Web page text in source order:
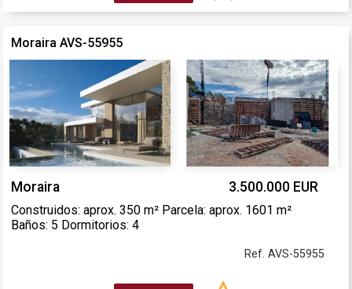
Moraira AVS-55955
Moraira 3.500.000 EUR
Construidos: aprox. 350 m² Parcela: aprox. 1601 m²
Baños: 5 Dormitorios: 4
Ref. AVS-55955